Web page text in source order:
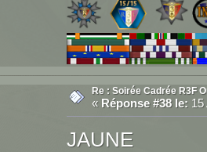
Re : Soirée Cadrée R3F
« Réponse #38 le:15
JAUNE